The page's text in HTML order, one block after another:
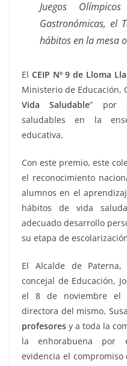
Juegos
Gastronómicas, el
hábitos en la mesa
El CEIP Nº 9 de Lloma
Ministerio de Educación,
Vida Saludable” por
saludables en la
educativa.
Con este premio, este
el reconocimiento
alumnos en el
hábitos de vida
adecuado desarrollo
su etapa de
El Alcalde de
concejal de Educación,
el 8 de noviembre el
directora del mismo,
profesores y a toda la
la enhorabuena por
evidencia el